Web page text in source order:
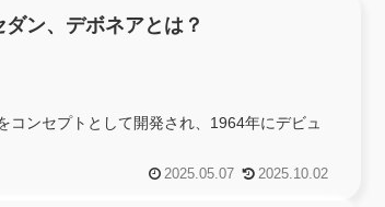
ン、デボネアとは？
ンセプトとして開発され、1964年にデビュ
2025.05.07 2025.10.02